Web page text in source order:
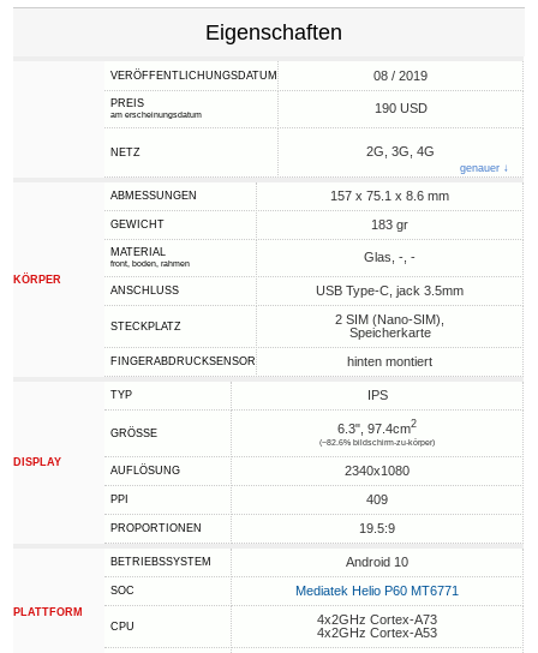
Eigenschaften
VERÖFFENTLICHUNGSDATUM 08 / 2019
PREIS
am erscheinungsdatum 190 USD
NETZ 2G, 3G, 4G
genauer ↓
KÖRPER
ABMESSUNGEN 157 x 75.1 x 8.6 mm
GEWICHT 183 gr
MATERIAL
front, boden, rahmen Glas, -, -
ANSCHLUSS USB Type-C, jack 3.5mm
STECKPLATZ
2 SIM (Nano-SIM),
Speicherkarte
FINGERABDRUCKSENSOR hinten montiert
DISPLAY
TYP IPS
GRÖSSE 6.3", 97.4cm2
(~82.6% bildschirm-zu-körper)
AUFLÖSUNG 2340x1080
PPI 409
PROPORTIONEN 19.5:9
PLATTFORM
BETRIEBSSYSTEM Android 10
SOC Mediatek Helio P60 MT6771
CPU
4x2GHz Cortex-A73
4x2GHz Cortex-A53